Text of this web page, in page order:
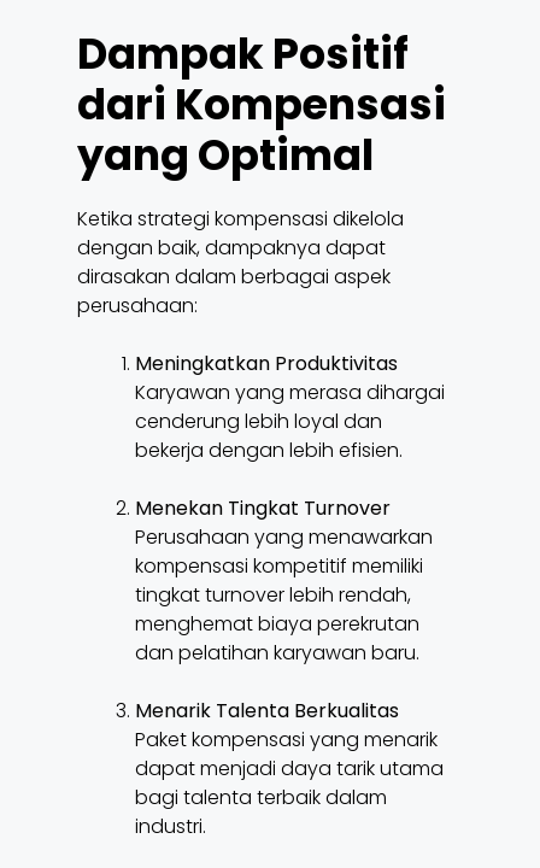
Dampak Positif
dari Kompensasi
yang Optimal
Ketika strategi kompensasi dikelola
dengan baik, dampaknya dapat
dirasakan dalam berbagai aspek
perusahaan:
Meningkatkan Produktivitas
Karyawan yang merasa dihargai
cenderung lebih loyal dan
bekerja dengan lebih efisien.
Menekan Tingkat Turnover
Perusahaan yang menawarkan
kompensasi kompetitif memiliki
tingkat turnover lebih rendah,
menghemat biaya perekrutan
dan pelatihan karyawan baru.
Menarik Talenta Berkualitas
Paket kompensasi yang menarik
dapat menjadi daya tarik utama
bagi talenta terbaik dalam
industri.